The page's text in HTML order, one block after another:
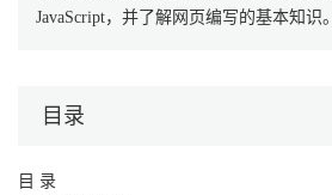
JavaScript，并了解网页编写的基本知识。
目录
目 录